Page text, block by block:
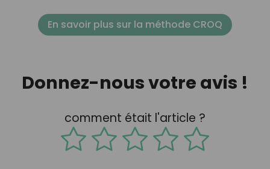
En savoir plus sur la méthode CROQ
Donnez-nous votre avis !
comment était l'article ?